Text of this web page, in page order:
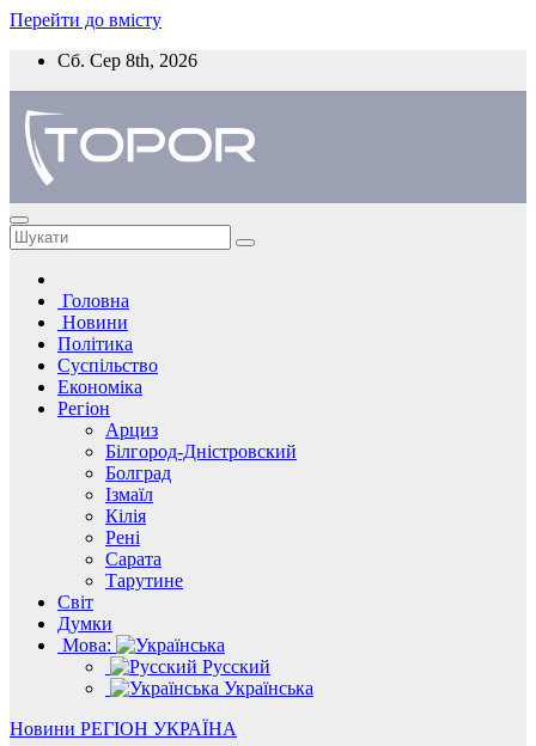
Перейти до вмісту
Сб. Сер 8th, 2026
Головна
Новини
Політика
Суспільство
Економіка
Регіон
Арциз
Білгород-Дністровский
Болград
Ізмаїл
Кілія
Рені
Сарата
Тарутине
Світ
Думки
Мова:
Русский
Українська
Новини РЕГІОН УКРАЇНА